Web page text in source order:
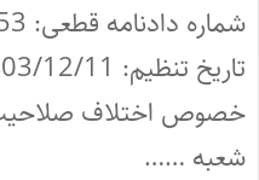
خصوص اختلاف
شعبه ……